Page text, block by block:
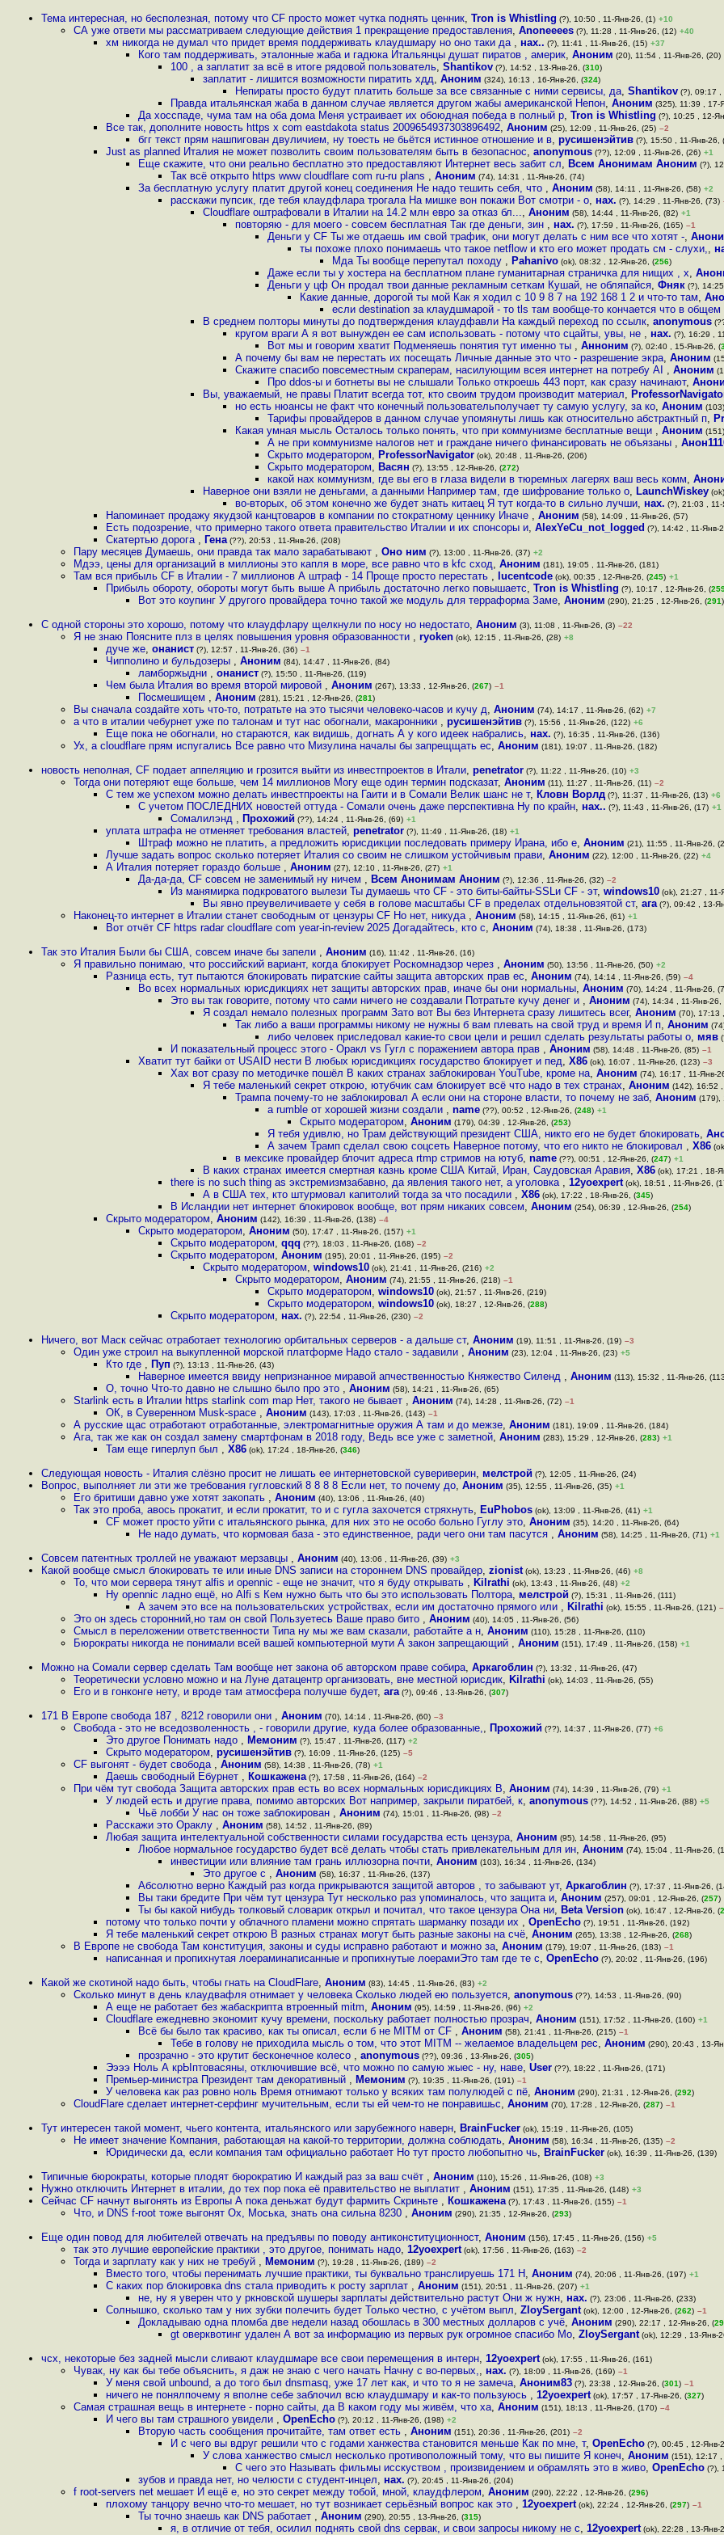
Тема интересная, но бесполезная, потому что CF просто может чутка поднять ценник, Tron is Whistling (?), 10:50 , 11-Янв-26, (1) +10
СА уже ответи мы рассматриваем следующие действия 1 прекращение предоставления, Anoneeees (?), 11:28 , 11-Янв-26, (12) +40
хм никогда не думал что придет время поддерживать клаудшмару но оно таки да , нах.. (?), 11:41 , 11-Янв-26, (15) +37
Кого там поддерживать, эталонные жаба и гадюка Итальянцы душат пиратов , америк, Аноним (20), 11:54 , 11-Янв-26, (20)
100 , а заплатит за всё в итоге рядовой пользователь, Shantikov (?), 14:52 , 13-Янв-26, (310)
заплатит - лишится возможности пиратить хдд, Аноним (324), 16:13 , 16-Янв-26, (324)
Непираты просто будут платить больше за все связанные с ними сервисы, да, Shantikov (?), 09:17 ,
Правда итальянская жаба в данном случае является другом жабы американской Непон, Аноним (325), 11:39 , 17-
Да хосспаде, чума там на оба дома Меня устраивает их обоюдная победа в полный р, Tron is Whistling (?), 10:25 , 12-
Все так, дополните новость https x com eastdakota status 2009654937303896492, Аноним (25), 12:09 , 11-Янв-26, (25) –2
бгг текст прям нашпигован двуличием, ну тоесть не бьётся истинное отношение и в, русишенэйтив (?), 15:50 , 11-Янв-26,
Just as planned Италия не может позволить своим пользователям быть в безопаснос, anonymous (??), 12:09 , 11-Янв-26, (26) +1
Еще скажите, что они реально бесплатно это предоставляют Интернет весь забит сл, Всем Анонимам Аноним (?),
Так всё открыто https www cloudflare com ru-ru plans , Аноним (74), 14:31 , 11-Янв-26, (74)
За бесплатную услугу платит другой конец соединения Не надо тешить себя, что , Аноним (58), 14:11 , 11-Янв-26, (58) +2
расскажи пупсик, где тебя клаудфлара трогала На мишке вон покажи Вот смотри - о, нах. (?), 14:29 , 11-Янв-26, (73)
Cloudflare оштрафовали в Италии на 14.2 млн евро за отказ бл..., Аноним (58), 14:44 , 11-Янв-26, (82) +1
повторяю - для моего - совсем бесплатная Так где деньги, зин , нах. (?), 17:59 , 11-Янв-26, (165) –1
Деньги у CF Ты же отдаешь им свой трафик, они могут делать с ним все что хотят -,
ты похоже плохо понимаешь что такое netflow и кто его может продать см - слухи,,
Мда Ты вообще перепутал походу , Pahanivo (ok), 08:32 , 12-Янв-26, (256)
Даже если ты у хостера на бесплатном плане гуманитарная страничка для нищих , х,
Деньги у цф Он продал твои данные рекламным сеткам Кушай, не обляпайся, Фняк (?),
Какие данные, дорогой ты мой Как я ходил с 10 9 8 7 на 192 168 1 2 и что-то там,
если destination за клаудшмарой - то tls там вообще-то кончается что в общем
В среднем полторы минуты до подтверждения клаудфавли На каждый переход по ссылк, anonymous
кругом враги А я вот вынужден ее сам использовать - потому что сцайты, увы, не , нах. (?), 16:29 ,
Вот мы и говорим хватит Подменяешь понятия тут именно ты , Анноним (?), 02:40 , 15-Янв-26, (
А почему бы вам не перестать их посещать Личные данные это что - разрешение экра, Аноним
Скажите спасибо повсеместным скраперам, насилующим всея интернет на потребу AI , Аноним
Про ddos-ы и ботнеты вы не слышали Только откроешь 443 порт, как сразу начинают,
Вы, уважаемый, не правы Платит всегда тот, кто своим трудом производит материал,
но есть нюансы не факт что конечный пользовательполучает ту самую услугу, за ко, Аноним
Тарифы провайдеров в данном случае упомянуты лишь как относительно абстрактный п,
Какая умная мысль Осталось только понять, что при коммунизме бесплатные вещи , Аноним
А не при коммунизме налогов нет и граждане ничего финансировать не объязаны ,
Скрыто модератором, ProfessorNavigator (ok), 20:48 , 11-Янв-26, (206)
Скрыто модератором, Васян (?), 13:55 , 12-Янв-26, (272)
какой нах коммунизм, где вы его в глаза видели в тюремных лагерях ваш весь комм,
Наверное они взяли не деньгами, а данными Например там, где шифрование только о, LaunchWiskey
во-вторых, об этом конечно же будет знать китаец Я тут когда-то в сильно лучши, нах. (?), 21:03 ,
Напоминает продажу якудзой канцтоваров в компании по стократному ценнику Иначе , Аноним (58), 14:09 , 11-Янв-26, (57)
Есть подозрение, что примерно такого ответа правительство Италии и их спонсоры и, AlexYeCu_not_logged (?), 14:42 , 11-Янв-
Скатертью дорога , Гена (??), 20:53 , 11-Янв-26, (208)
Пару месяцев Думаешь, они правда так мало зарабатывают , Оно ним (?), 13:00 , 11-Янв-26, (37) +2
Мдээ, цены для организаций в миллионы это капля в море, все равно что в kfс сход, Аноним (181), 19:05 , 11-Янв-26, (181)
Там вся прибыль CF в Италии - 7 миллионов А штраф - 14 Проще просто перестать , lucentcode (ok), 00:35 , 12-Янв-26, (245) +1
Прибыль обороту, обороты могут быть выше А прибыль достаточно легко повышаетс, Tron is Whistling (?), 10:17 , 12-Янв-26, (
Вот это коупинг У другого провайдера точно такой же модуль для терраформа Заме, Аноним (290), 21:25 , 12-Янв-26, (291)
С одной стороны это хорошо, потому что клаудфлару щелкнули по носу но недостато, Аноним (3), 11:08 , 11-Янв-26, (3) –22
Я не знаю Поясните плз в целях повышения уровня образованности , ryoken (ok), 12:15 , 11-Янв-26, (28) +8
дуче же, онанист (?), 12:57 , 11-Янв-26, (36) –1
Чипполино и бульдозеры , Аноним (84), 14:47 , 11-Янв-26, (84)
ламборжыдни , онанист (?), 15:50 , 11-Янв-26, (119)
Чем была Италия во время второй мировой , Аноним (267), 13:33 , 12-Янв-26, (267) –1
Посмешищем , Аноним (281), 15:21 , 12-Янв-26, (281)
Вы сначала создайте хоть что-то, потратьте на это тысячи человеко-часов и кучу д, Аноним (74), 14:17 , 11-Янв-26, (62) +7
а что в италии чебурнет уже по талонам и тут нас обогнали, макаронники , русишенэйтив (?), 15:56 , 11-Янв-26, (122) +6
Еще пока не обогнали, но стараются, как видишь, догнать А у кого идеек набрались, нах. (?), 16:35 , 11-Янв-26, (136)
Ух, а cloudflare прям испугались Все равно что Мизулина началы бы запрещщать ес, Аноним (181), 19:07 , 11-Янв-26, (182)
новость неполная, CF подает аппеляцию и грозится выйти из инвестпроектов в Итали, penetrator (?), 11:22 , 11-Янв-26, (10) +3
Тогда они потеряют еще больше, чем 14 миллионов Могу еще один термин подсказат, Аноним (11), 11:27 , 11-Янв-26, (11) –2
С тем же успехом можно делать инвестпроекты на Гаити и в Сомали Велик шанс не т, Кловн Ворлд (?), 11:37 , 11-Янв-26, (13) +6
С учетом ПОСЛЕДНИХ новостей оттуда - Сомали очень даже перспективна Ну по крайн, нах.. (?), 11:43 , 11-Янв-26, (17) +1
Сомалилэнд , Прохожий (??), 14:24 , 11-Янв-26, (69) +1
уплата штрафа не отменяет требования властей, penetrator (?), 11:49 , 11-Янв-26, (18) +1
Штраф можно не платить, а предложить юрисдикции последовать примеру Ирана, ибо е, Аноним (21), 11:55 , 11-Янв-26,
Лучше задать вопрос сколько потеряет Италия со своим не слишком устойчивым прави, Аноним (22), 12:00 , 11-Янв-26, (22) +4
А Италия потеряет гораздо больше , Аноним (27), 12:10 , 11-Янв-26, (27) +1
Да-да-да, CF совсем не заменимый ну ничем , Всем Анонимам Аноним (?), 12:36 , 11-Янв-26, (32) –2
Из манямирка подкроватого вылези Ты думаешь что CF - это биты-байты-SSLи CF - эт, windows10 (ok), 21:27 , 11-
Вы явно преувеличиваете у себя в голове масштабы CF в пределах отдельновзятой ст, ага (?), 09:42 , 13-
Наконец-то интернет в Италии станет свободным от цензуры CF Но нет, никуда , Аноним (58), 14:15 , 11-Янв-26, (61) +1
Вот отчёт CF https radar cloudflare com year-in-review 2025 Догадайтесь, кто с, Аноним (74), 18:38 , 11-Янв-26, (173)
Так это Италия Были бы США, совсем иначе бы запели , Аноним (16), 11:42 , 11-Янв-26, (16)
Я правильно понимаю, что российский вариант, когда блокирует Роскомнадзор через , Аноним (50), 13:56 , 11-Янв-26, (50) +2
Разница есть, тут пытаются блокировать пиратские сайты защита авторских прав ес, Аноним (74), 14:14 , 11-Янв-26, (59) –4
Во всех нормальных юрисдикциях нет защиты авторских прав, иначе бы они нормальны, Аноним (70), 14:24 , 11-Янв-26,
Это вы так говорите, потому что сами ничего не создавали Потратьте кучу денег и , Аноним (74), 14:34 , 11-Янв-26,
Я создал немало полезных программ Зато вот Вы без Интернета сразу лишитесь всег, Аноним (70), 17:13
Так либо а ваши программы никому не нужны б вам плевать на свой труд и время И п, Аноним
либо человек приследовал какие-то свои цели и решил сделать результаты работы о, мяв
И показательный процесс этого - Оракл vs Гугл с поражением автора прав , Аноним (58), 14:48 , 11-Янв-26, (85) –1
Хватит тут байки от USAID нести В любых юрисдикциях государство блокирует и пед, X86 (ok), 16:07 , 11-Янв-26, (123) –3
Хах вот сразу по методичке пошёл В каких странах заблокирован YouTube, кроме на, Аноним (74), 16:17 , 11-Янв-
Я тебе маленький секрет открою, ютубчик сам блокирует всё что надо в тех странах, Аноним (142), 16:52
Трампа почему-то не заблокировал А если они на стороне власти, то почему не заб, Аноним (179),
а rumble от хорошей жизни создали , name (??), 00:52 , 12-Янв-26, (248) +1
Скрыто модератором, Аноним (179), 04:39 , 12-Янв-26, (253)
Я тебя удивлю, но Трам действующий президент США, никто его не будет блокировать,
А зачем Трамп сделал свою соцсеть Наверное потому, что его никто не блокировал , X86
в мексике провайдер блочит адреса rtmp стримов на ютуб, name (??), 00:51 , 12-Янв-26, (247) +1
В каких странах имеется смертная казнь кроме США Китай, Иран, Саудовская Аравия, X86 (ok), 17:21 , 18-
there is no such thing as экстремизмзабавно, да явления такого нет, а уголовка , 12yoexpert (ok), 18:51 , 11-Янв-26,
А в США тех, кто штурмовал капитолий тогда за что посадили , X86 (ok), 17:22 , 18-Янв-26, (345)
В Исландии нет интернет блокировок вообще, вот прям никаких совсем, Аноним (254), 06:39 , 12-Янв-26, (254)
Скрыто модератором, Аноним (142), 16:39 , 11-Янв-26, (138) –4
Скрыто модератором, Аноним (50), 17:47 , 11-Янв-26, (157) +1
Скрыто модератором, qqq (??), 18:03 , 11-Янв-26, (168) –2
Скрыто модератором, Аноним (195), 20:01 , 11-Янв-26, (195) –2
Скрыто модератором, windows10 (ok), 21:41 , 11-Янв-26, (216) +2
Скрыто модератором, Аноним (74), 21:55 , 11-Янв-26, (218) –1
Скрыто модератором, windows10 (ok), 21:57 , 11-Янв-26, (219)
Скрыто модератором, windows10 (ok), 18:27 , 12-Янв-26, (288)
Скрыто модератором, нах. (?), 22:54 , 11-Янв-26, (230) –2
Ничего, вот Маск сейчас отработает технологию орбитальных серверов - а дальше ст, Аноним (19), 11:51 , 11-Янв-26, (19) –3
Один уже строил на выкупленной морской платформе Надо стало - задавили , Аноним (23), 12:04 , 11-Янв-26, (23) +5
Кто где , Пуп (?), 13:13 , 11-Янв-26, (43)
Наверное имеется ввиду непризнанное миравой апчественностью Княжество Силенд , Аноним (113), 15:32 , 11-Янв-26,
О, точно Что-то давно не слышно было про это , Аноним (58), 14:21 , 11-Янв-26, (65)
Starlink есть в Италии https starlink com map Нет, такого не бывает , Аноним (74), 14:28 , 11-Янв-26, (72) –1
ОК, в Суверенном Musk-space , Аноним (143), 17:03 , 11-Янв-26, (143) –1
А русские щас отработают отработанные, электромагнитные оружия А там и до межзе, Аноним (181), 19:09 , 11-Янв-26, (184)
Ага, так же как он создал замену смартфонам в 2018 году, Ведь все уже с заметной, Аноним (283), 15:29 , 12-Янв-26, (283) +1
Там еще гиперлуп был , X86 (ok), 17:24 , 18-Янв-26, (346)
Следующая новость - Италия слёзно просит не лишать ее интернетовской сувериверин, мелстрой (?), 12:05 , 11-Янв-26, (24)
Вопрос, выполняет ли эти же требования гугловский 8 8 8 8 Если нет, то почему до, Аноним (35), 12:55 , 11-Янв-26, (35) +1
Его бритиши давно уже хотят закопать , Аноним (40), 13:06 , 11-Янв-26, (40)
Так это проба, авось прокатит, и если прокатит, то и с гугла захочется стряхнуть, EuPhobos (ok), 13:09 , 11-Янв-26, (41) +1
CF может просто уйти с итальянского рынка, для них это не особо больно Гуглу это, Аноним (35), 14:20 , 11-Янв-26, (64)
Не надо думать, что кормовая база - это единственное, ради чего они там пасутся , Аноним (58), 14:25 , 11-Янв-26, (71) +1
Совсем патентных троллей не уважают мерзавцы , Аноним (40), 13:06 , 11-Янв-26, (39) +3
Какой вообще смысл блокировать те или иные DNS записи на стороннем DNS провайдер, zionist (ok), 13:23 , 11-Янв-26, (46) +8
То, что мои сервера тянут alfis и opennic - еще не значит, что я буду открывать , Kilrathi (ok), 13:43 , 11-Янв-26, (48) +2
Ну opennic ладно ещё, но Alfi s Кем нужно быть что бы это использовать Полтора, мелстрой (?), 15:31 , 11-Янв-26, (111)
А зачем это все на пользовательских устройствах, если им достаточно прямого или , Kilrathi (ok), 15:55 , 11-Янв-26, (121)
Это он здесь сторонний,но там он свой Пользуетесь Ваше право бито , Аноним (40), 14:05 , 11-Янв-26, (56)
Смысл в переложении ответственности Типа ну мы же вам сказали, работайте а н, Аноним (110), 15:28 , 11-Янв-26, (110)
Бюрократы никогда не понимали всей вашей компьютерной мути А закон запрещающий , Аноним (151), 17:49 , 11-Янв-26, (158) +1
Можно на Сомали сервер сделать Там вообще нет закона об авторском праве собира, Аркагоблин (?), 13:32 , 11-Янв-26, (47)
Теоретически условно можно и на Луне датацентр организовать, вне местной юрисдик, Kilrathi (ok), 14:03 , 11-Янв-26, (55)
Его и в гонконге нету, и вроде там атмосфера получше будет, ага (?), 09:46 , 13-Янв-26, (307)
171 В Европе свобода 187 , 8212 говорили они , Аноним (70), 14:14 , 11-Янв-26, (60) –3
Свобода - это не вседозволенность , - говорили другие, куда более образованные,, Прохожий (??), 14:37 , 11-Янв-26, (77) +6
Это другое Понимать надо , Мемоним (?), 15:47 , 11-Янв-26, (117) +2
Скрыто модератором, русишенэйтив (?), 16:09 , 11-Янв-26, (125) –5
CF выгонят - будет свобода , Аноним (58), 14:38 , 11-Янв-26, (78) +1
Даешь свободный Ебурнет , Кошкажена (?), 17:58 , 11-Янв-26, (164) –2
При чём тут свобода Защита авторских прав есть во всех нормальных юрисдикциях В, Аноним (74), 14:39 , 11-Янв-26, (79) +1
У людей есть и другие права, помимо авторских Вот например, закрыли пиратбей, к, anonymous (??), 14:52 , 11-Янв-26, (88) +5
Чьё лобби У нас он тоже заблокирован , Аноним (74), 15:01 , 11-Янв-26, (98) –2
Расскажи это Ораклу , Аноним (58), 14:52 , 11-Янв-26, (89)
Любая защита интелектуальной собственности силами государства есть цензура, Аноним (95), 14:58 , 11-Янв-26, (95)
Любое нормальное государство будет всё делать чтобы стать привлекательным для ин, Аноним (74), 15:04 , 11-Янв-26,
инвестиции или влияние там грань иллюзорна почти, Аноним (103), 16:34 , 11-Янв-26, (134)
Это другое с , Аноним (58), 16:37 , 11-Янв-26, (137)
Абсолютно верно Каждый раз когда прикрываются защитой авторов , то забывают ут, Аркагоблин (?), 17:37 , 11-Янв-26,
Вы таки бредите При чём тут цензура Тут несколько раз упоминалось, что защита и, Аноним (257), 09:01 , 12-Янв-26, (257)
Ты бы какой нибудь толковый словарик открыл и почитал, что такое цензура Она ни, Beta Version (ok), 16:47 , 12-Янв-26, (
потому что только почти у облачного пламени можно спрятать шарманку позади их , OpenEcho (?), 19:51 , 11-Янв-26, (192)
Я тебе маленький секрет открою В разных странах могут быть разные законы на счё, Аноним (265), 13:38 , 12-Янв-26, (268)
В Европе не свобода Там конституция, законы и суды исправно работают и можно за, Аноним (179), 19:07 , 11-Янв-26, (183) –1
написанная и пропихнутая лоераминаписанные и пропихнутые лоерамиЭто там где те с, OpenEcho (?), 20:02 , 11-Янв-26, (196)
Какой же скотиной надо быть, чтобы гнать на CloudFlare, Аноним (83), 14:45 , 11-Янв-26, (83) +2
Сколько минут в день клаудвафля отнимает у человека Сколько людей ею пользуется, anonymous (??), 14:53 , 11-Янв-26, (90)
А еще не работает без жабаскрипта втроенный mitm, Аноним (95), 14:59 , 11-Янв-26, (96) +2
Cloudflare ежедневно экономит кучу времени, поскольку работает полностью прозрач, Аноним (151), 17:52 , 11-Янв-26, (160) +1
Всё бы было так красиво, как ты описал, если б не MITM от CF , Аноним (58), 21:41 , 11-Янв-26, (215) –1
Тебе в голову не приходила мысль о том, что этот MITM -- желаемое владельцем рес, Аноним (290), 20:43 , 13-
прозрачно - это крутит бесконечное колесо , anonymous (??), 09:36 , 13-Янв-26, (305)
Ээээ Ноль А крЫптовасяны, отключившие всё, что можно по самую жыес - ну, наве, User (??), 18:22 , 11-Янв-26, (171)
Премьер-министра Президент там декоративный , Мемоним (?), 19:35 , 11-Янв-26, (191) –1
У человека как раз ровно ноль Время отнимают только у всяких там полулюдей с пё, Аноним (290), 21:31 , 12-Янв-26, (292)
CloudFlare сделает интернет-серфинг мучительным, если ты ей чем-то не понравишьс, Аноним (70), 17:28 , 12-Янв-26, (287) –1
Тут интересен такой момент, чьего контента, итальянского или зарубежного наверн, BrainFucker (ok), 15:19 , 11-Янв-26, (105)
Не имеет значение Компания, работающая на какой-то территории, должна соблюдать, Аноним (58), 16:34 , 11-Янв-26, (135) –2
Юридически да, если компания там официально работает Но тут просто любопытно чь, BrainFucker (ok), 16:39 , 11-Янв-26, (139)
Типичные бюрократы, которые плодят бюрократию И каждый раз за ваш счёт , Аноним (110), 15:26 , 11-Янв-26, (108) +3
Нужно отключить Интернет в италии, до тех пор пока её правительство не выплатит , Аноним (151), 17:35 , 11-Янв-26, (148) +3
Сейчас CF начнут выгонять из Европы А пока деньжат будут фармить Скриньте , Кошкажена (?), 17:43 , 11-Янв-26, (155) –1
Что, и DNS f-root тоже выгонят Ох, Моська, знать она сильна 8230 , Аноним (290), 21:35 , 12-Янв-26, (293)
Еще один повод для любителей отвечать на предъявы по поводу антиконституционност, Аноним (156), 17:45 , 11-Янв-26, (156) +5
так это лучшие европейские практики , это другое, понимать надо, 12yoexpert (ok), 17:56 , 11-Янв-26, (163) –2
Тогда и зарплату как у них не требуй , Мемоним (?), 19:28 , 11-Янв-26, (189) –2
Вместо того, чтобы перенимать лучшие практики, ты буквально транслируешь 171 Н, Аноним (74), 20:06 , 11-Янв-26, (197) +1
С каких пор блокировка dns стала приводить к росту зарплат , Аноним (151), 20:51 , 11-Янв-26, (207) +1
не, ну я уверен что у ркновской шушеры зарплаты действительно растут Они ж нужн, нах. (?), 23:06 , 11-Янв-26, (233)
Солнышко, сколько там у них зубки полечить будет Только честно, с учётом выпл, ZloySergant (ok), 12:00 , 12-Янв-26, (262) –1
Докладываю одна пломба две недели назад обошлась в 300 местных долларов с учё, Аноним (290), 22:17 , 12-Янв-26, (
gt оверквотинг удален А вот за информацию из первых рук огромное спасибо Мо, ZloySergant (ok), 12:29 , 13-Янв-
чсх, некоторые без задней мысли сливают клаудшмаре все свои перемещения в интерн, 12yoexpert (ok), 17:55 , 11-Янв-26, (161)
Чувак, ну как бы тебе объяснить, я даж не знаю с чего начать Начну с во-первых,, нах. (?), 18:09 , 11-Янв-26, (169) –1
У меня свой unbound, а до того был dnsmasq, уже 17 лет как, и что то я не замеча, Аноним83 (?), 23:38 , 12-Янв-26, (301) –1
ничего не понялпочему я вполне себе заблочил всю клаудшмару и как-то пользуюсь , 12yoexpert (ok), 17:57 , 17-Янв-26, (327)
Самая страшная вещь в интернете - порно сайты, да В каком году мы живём, что ха, Аноним (151), 18:13 , 11-Янв-26, (170) –4
И чего вы там страшного увидели , OpenEcho (?), 20:12 , 11-Янв-26, (198) +2
Вторую часть сообщения прочитайте, там ответ есть , Аноним (151), 20:36 , 11-Янв-26, (201) –2
И с чего вы вдруг решили что с годами ханжества становится меньше Как по мне, т, OpenEcho (?), 00:45 , 12-Янв-
У слова ханжество смысл несколько противоположный тому, что вы пишите Я конеч, Аноним (151), 12:17
С чего это Называть фильмы исскуством , произвидением и обрамлять это в живо, OpenEcho (?),
зубов и правда нет, но челюсти с студент-инцел, нах. (?), 20:45 , 11-Янв-26, (204)
f root-servers net мешает И ещё e, но это секрет между тобой, мной, клаудфлером, Аноним (290), 22:22 , 12-Янв-26, (296)
плохому танцору вечно что-то мешает, но тут возникает серьёзный вопрос как это , 12yoexpert (ok), 22:24 , 12-Янв-26, (297) –1
Ты точно знаешь как DNS работает , Аноним (290), 20:55 , 13-Янв-26, (315)
я, в отличие от тебя, осилил поднять свой dns сервак, и свои запросы никому не с, 12yoexpert (ok), 22:28 , 13-Янв-